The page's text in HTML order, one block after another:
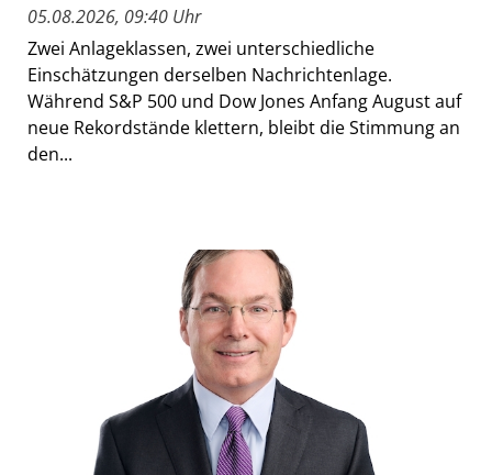
05.08.2026, 09:40 Uhr
Zwei Anlageklassen, zwei unterschiedliche
Einschätzungen derselben Nachrichtenlage.
Während S&P 500 und Dow Jones Anfang August auf
neue Rekordstände klettern, bleibt die Stimmung an
den...